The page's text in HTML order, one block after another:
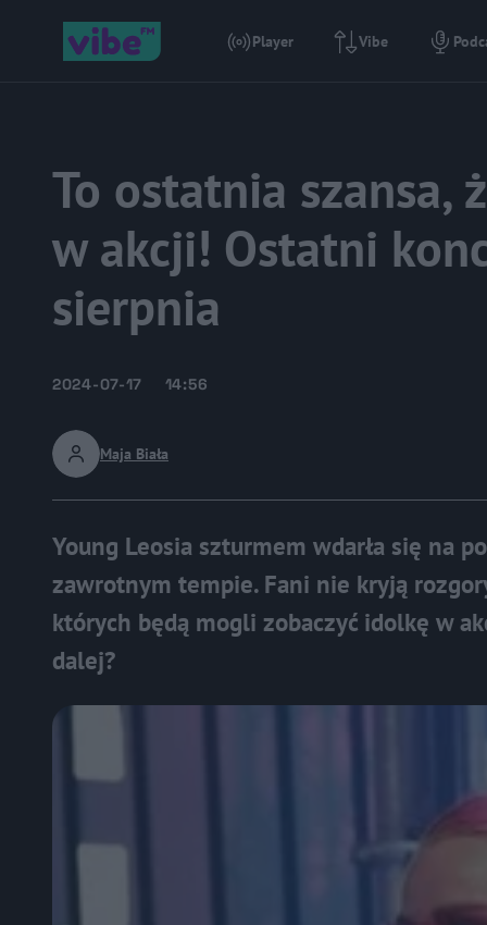
Player Vibe
To ostatnia szansa,
w akcji! Ostatni
sierpnia
Maja Biała
2024-07-17 14:56
Young Leosia szturmem wdarła się na
zawrotnym tempie. Fani nie kryją
których będą mogli zobaczyć idolkę w
dalej?